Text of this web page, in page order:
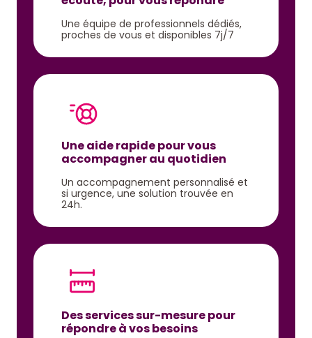
Une équipe de professionnels dédiés,
proches de vous et disponibles 7j/7
Une aide rapide pour vous
accompagner au quotidien
Un accompagnement personnalisé et
si urgence, une solution trouvée en
24h.
Des services sur-mesure pour
répondre à vos besoins